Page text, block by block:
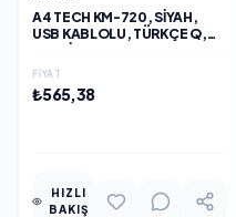
A4 TECH KM-720, SIYAH,
USB KABLOLU, TÜRKÇE Q,
FIYAT
₺565,38
HIZLI
BAKIŞ